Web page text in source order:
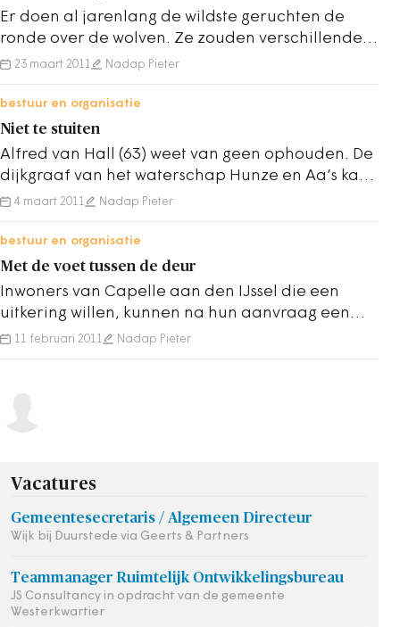
Er doen al jarenlang de wildste geruchten de
ronde over de wolven. Ze zouden verschillende
keren bij de grens gesignaleerd zijn en…
23 maart 2011 Nadap Pieter
bestuur en organisatie
Niet te stuiten
Alfred van Hall (63) weet van geen ophouden. De
dijkgraaf van het waterschap Hunze en Aa’s kan
binnenkort met pensioen, maar zou toch wel…
4 maart 2011 Nadap Pieter
bestuur en organisatie
Met de voet tussen de deur
Inwoners van Capelle aan den IJssel die een
uitkering willen, kunnen na hun aanvraag een
huisbezoek van een gemeenteambtenaar
11 februari 2011 Nadap Pieter
Vacatures
Gemeentesecretaris / Algemeen Directeur
Wijk bij Duurstede via Geerts & Partners
Teammanager Ruimtelijk Ontwikkelingsbureau
JS Consultancy in opdracht van de gemeente
Westerkwartier